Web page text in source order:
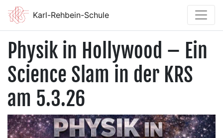
Karl-Rehbein-Schule
Physik in Hollywood – Ein
Science Slam in der KRS
am 5.3.26